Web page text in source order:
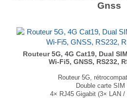
Gnss
Routeur 5G, 4G Cat19, Dual
Wi-Fi5, GNSS, RS232,
Routeur 5G,
Double carte SIM
4× RJ45 Gigabit (3× LAN